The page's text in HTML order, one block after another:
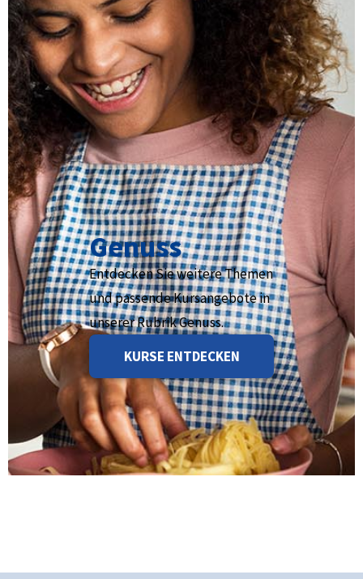
Genuss
Entdecken Sie weitere Themen
und passende Kursangebote in
unserer Rubrik Genuss.
KURSE ENTDECKEN